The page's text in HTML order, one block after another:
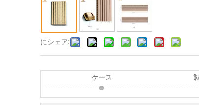
にシェア:
ケース